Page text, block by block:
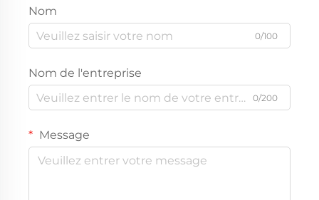
Nom
0/100
Nom de l'entreprise
0/200
Message